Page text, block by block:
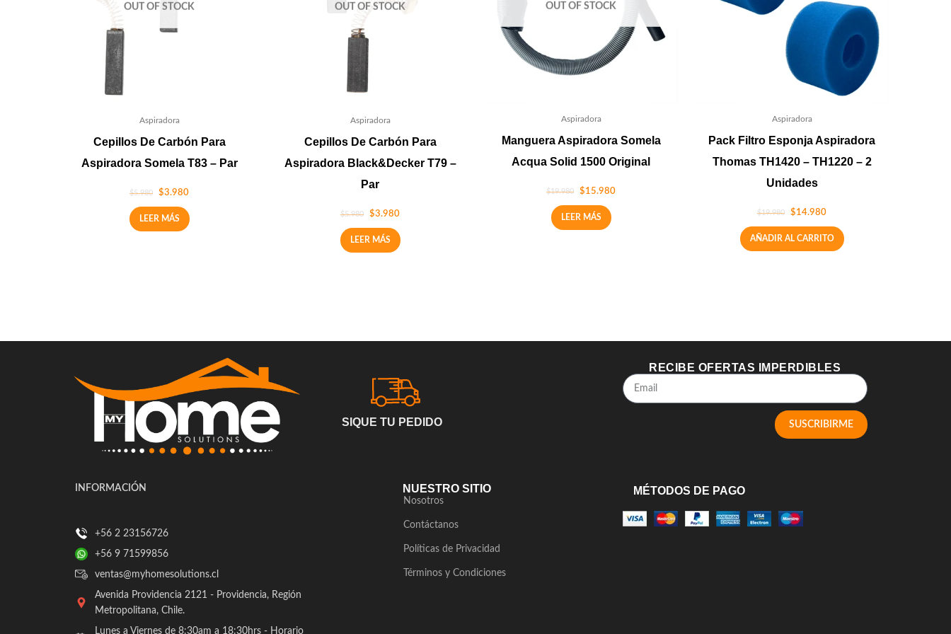
OUT OF STOCK
Aspiradora
Cepillos De Carbón Para
Aspiradora Somela T83 – Par
$5.980 $3.980
LEER MÁS
OUT OF STOCK
Aspiradora
Cepillos De Carbón Para
Aspiradora Black&Decker T79 –
Par
$5.980 $3.980
LEER MÁS
OUT OF STOCK
Aspiradora
Manguera Aspiradora Somela
Acqua Solid 1500 Original
$19.980 $15.980
LEER MÁS
Aspiradora
Pack Filtro Esponja Aspiradora
Thomas TH1420 – TH1220 – 2
Unidades
$19.980 $14.980
AÑADIR AL CARRITO
SIQUE TU PEDIDO
RECIBE OFERTAS IMPERDIBLES
SUSCRIBIRME
INFORMACIÓN
+56 2 23156726
+56 9 71599856
ventas@myhomesolutions.cl
Avenida Providencia 2121 - Providencia, Región
Metropolitana, Chile.
Lunes a Viernes de 8:30am a 18:30hrs - Horario
NUESTRO SITIO
Nosotros
Contáctanos
Políticas de Privacidad
Términos y Condiciones
MÉTODOS DE PAGO